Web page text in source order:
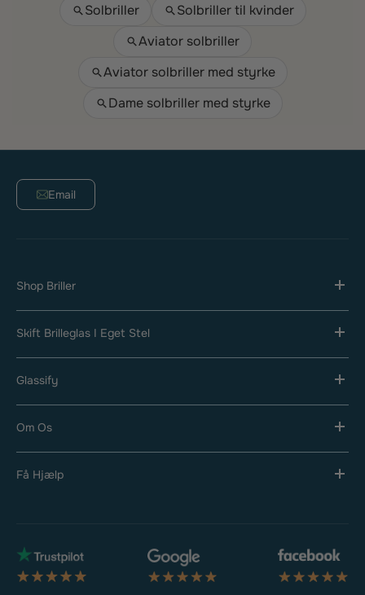
Solbriller
Solbriller til kvinder
Aviator solbriller
Aviator solbriller med styrke
Dame solbriller med styrke
Email
Shop Briller
Skift Brilleglas I Eget Stel
Glassify
Om Os
Få Hjælp